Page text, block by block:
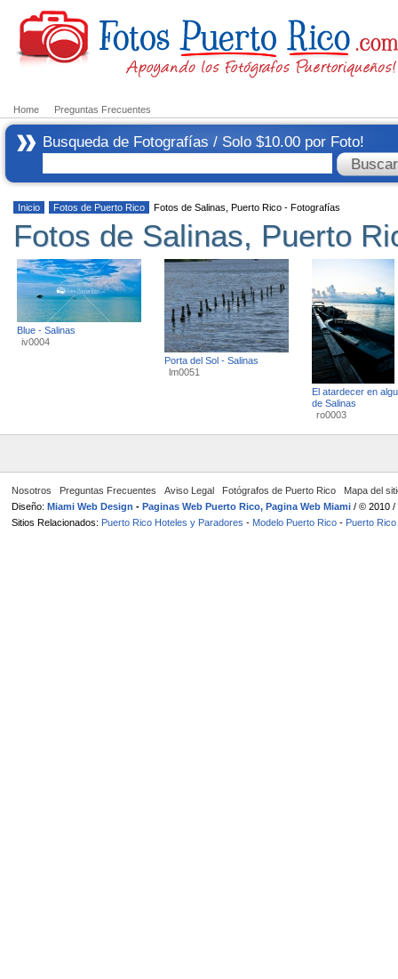
Home Preguntas Frecuentes
Busqueda de Fotografías / Solo $10.00 por Foto!
Inicio Fotos de Puerto Rico Fotos de Salinas, Puerto Rico - Fotografías
Fotos de Salinas, Puerto
Blue - Salinas
iv0004
Porta del Sol - Salinas
lm0051
El atardecer en
de Salinas
ro0003
Nosotros Preguntas Frecuentes Aviso Legal Fotógrafos de Puerto Rico
Mapa del
Diseño: Miami Web Design - Paginas Web Puerto Rico, Pagina Web Miami / © 2010 /
Sitios Relacionados: Puerto Rico Hoteles y Paradores - Modelo Puerto Rico - Puerto